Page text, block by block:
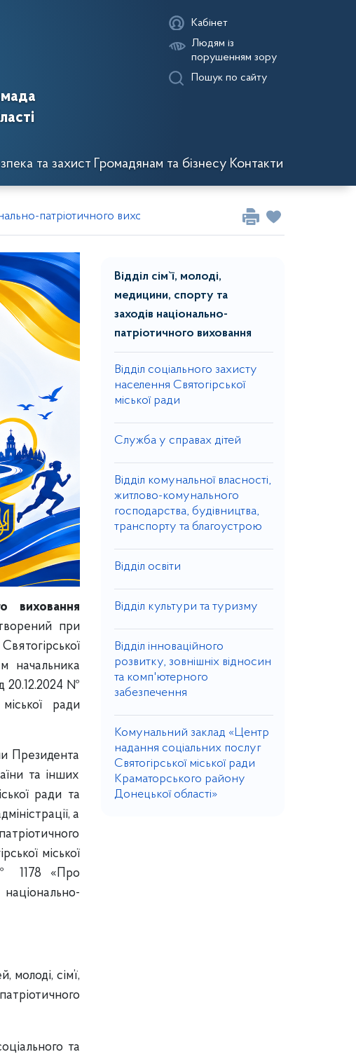
Кабінет
Людям із
порушенням зору
Пошук по сайту
та захист Громадянам та бізнесу Контакти
патріотичного виховання
виховання
при
начальника
20.12.2024 №
ради
Президента
та інших
ради та
а
міської
№ 1178 «Про
сім’ї,
та
Відділ сім`ї, молоді,
медицини, спорту та
заходів національно-
патріотичного виховання
Відділ соціального захисту
населення Святогірської
міської ради
Служба у справах дітей
Відділ комунальної власності,
житлово-комунального
господарства, будівництва,
транспорту та благоустрою
Відділ освіти
Відділ культури та туризму
Відділ інноваційного
розвитку, зовнішніх відносин
та комп'ютерного
забезпечення
Комунальний заклад «Центр
надання соціальних послуг
Святогірської міської ради
Краматорського району
Донецької області»